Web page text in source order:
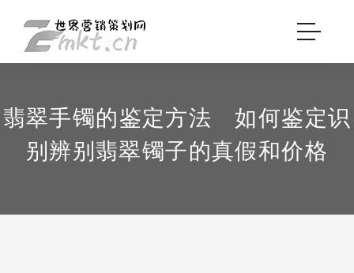
翡翠手镯的鉴定方法 如何鉴定识
别辨别翡翠镯子的真假和价格